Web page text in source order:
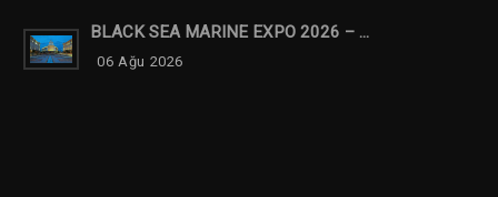
BLACK SEA MARINE EXPO 2026 – ...
06 Ağu 2026